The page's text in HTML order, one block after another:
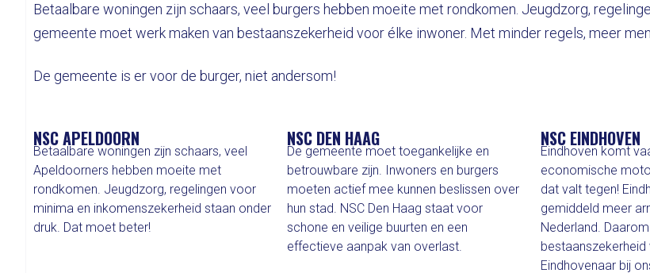
Betaalbare woningen zijn schaars, veel burgers hebben moeite met rondkomen. Jeugdzorg,
gemeente moet werk maken van bestaanszekerheid voor élke inwoner. Met minder regels, meer
De gemeente is er voor de burger, niet andersom!
NSC APELDOORN
Betaalbare woningen zijn schaars, veel
Apeldoorners hebben moeite met
rondkomen. Jeugdzorg, regelingen voor
minima en inkomenszekerheid staan onder
druk. Dat moet beter!
NSC DEN HAAG
De gemeente moet toegankelijke en
betrouwbare zijn. Inwoners en burgers
moeten actief mee kunnen beslissen over
hun stad. NSC Den Haag staat voor
schone en veilige buurten en een
effectieve aanpak van overlast.
NSC EINDHOVEN
Eindhoven komt
economische
dat valt tegen!
gemiddeld meer
Nederland.
Eindhovenaar bij